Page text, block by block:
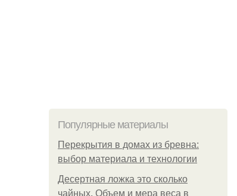
Популярные материалы
Перекрытия в домах из бревна:
выбор материала и технологии
Десертная ложка это сколько
чайных. Объем и мера веса в